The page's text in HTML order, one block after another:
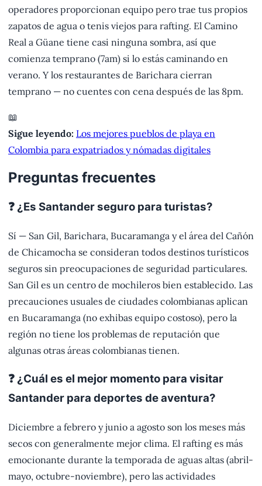
operadores proporcionan equipo pero trae tus propios
zapatos de agua o tenis viejos para rafting. El Camino
Real a Güane tiene casi ninguna sombra, así que
comienza temprano (7am) si lo estás caminando en
verano. Y los restaurantes de Barichara cierran
temprano — no cuentes con cena después de las 8pm.
📖
Sigue leyendo: Los mejores pueblos de playa en
Colombia para expatriados y nómadas digitales
Preguntas frecuentes
❓ ¿Es Santander seguro para turistas?
Sí — San Gil, Barichara, Bucaramanga y el área del Cañón
de Chicamocha se consideran todos destinos turísticos
seguros sin preocupaciones de seguridad particulares.
San Gil es un centro de mochileros bien establecido. Las
precauciones usuales de ciudades colombianas aplican
en Bucaramanga (no exhibas equipo costoso), pero la
región no tiene los problemas de reputación que
algunas otras áreas colombianas tienen.
❓ ¿Cuál es el mejor momento para visitar
Santander para deportes de aventura?
Diciembre a febrero y junio a agosto son los meses más
secos con generalmente mejor clima. El rafting es más
emocionante durante la temporada de aguas altas (abril-
mayo, octubre-noviembre), pero las actividades